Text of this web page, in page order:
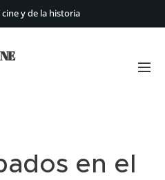
cine y de la historia
en el